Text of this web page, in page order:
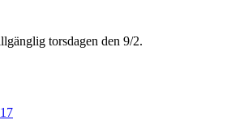
torsdagen den 9/2.